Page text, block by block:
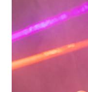
KULTURA & ZABAVA